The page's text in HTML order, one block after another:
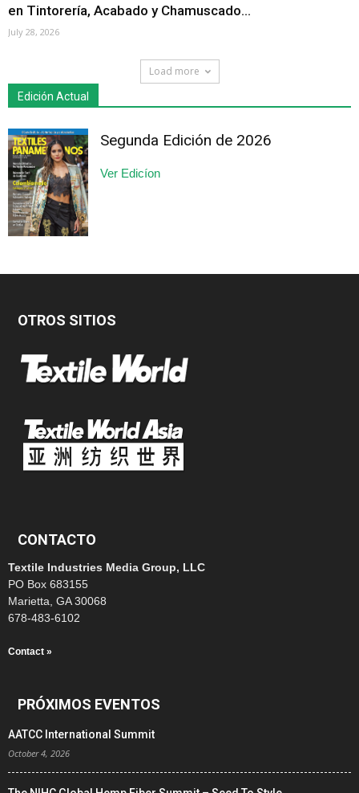
en Tintorería, Acabado y Chamuscado...
July 28, 2026
Load more
Edición Actual
Segunda Edición de 2026
Ver Edicíon
OTROS SITIOS
CONTACTO
Textile Industries Media Group, LLC
PO Box 683155
Marietta, GA 30068
678-483-6102
Contact »
PRÓXIMOS EVENTOS
AATCC International Summit
October 4, 2026